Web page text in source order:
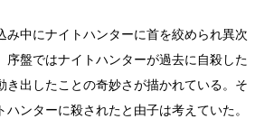
み中にナイトハンターに首を絞められ異次
序盤ではナイトハンターが過去に自殺した
き出したことの奇妙さが描かれている。そ
ンターに殺されたと由子は考えていた。